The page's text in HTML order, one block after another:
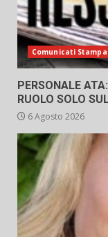
Comunicati Stampa
PERSONALE
RUOLO SOLO
6 Agosto 2026